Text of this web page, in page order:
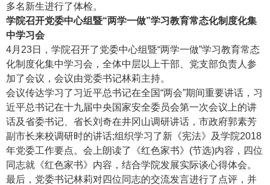
多名新生进行了体检。
学院召开党委中心组暨“两学一做”学习教育常态化制度化集
中学习会
4月23日，学院召开了党委中心组暨“两学一做”学习教育常态
化制度化集中学习会，全体中层以上干部、党支部负责人参
加了会议，会议由党委书记林莉主持。
会议传达学习了习近平总书记在全国“两会”期间重要讲话，习
近平总书记在十九届中央国家安全委员会第一次会议上的讲
话及省委书记、省长刘奇在井冈山调研讲话，市政府郭素芳
副市长来校调研时的讲话;组织学习了新《宪法》及学院2018
年党委工作要点。会上朗读了《红色家书》(节选)内容，四位
同志就《红色家书》内容，结合学院发展实际谈心得体会。
最后，党委书记林莉对四位同志的交流发言进行了点评，并